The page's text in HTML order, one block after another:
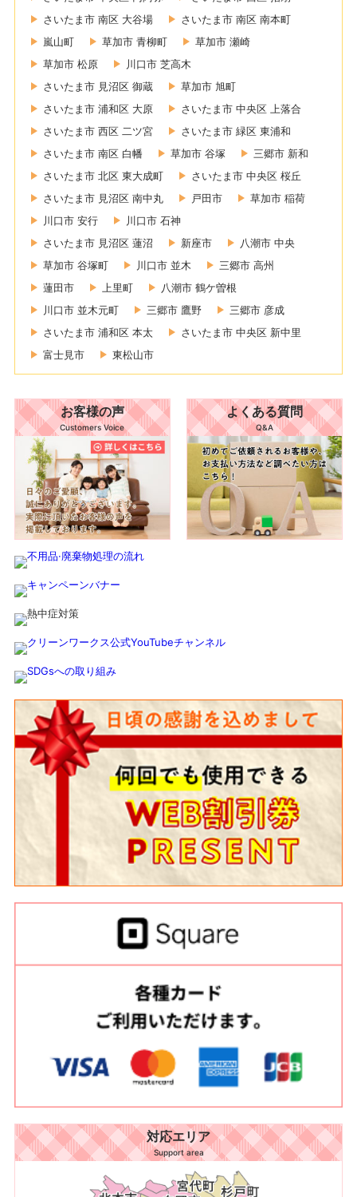
さいたま市 南区 大谷場
さいたま市 南区 南本町
嵐山町
草加市 青柳町
草加市 瀬崎
草加市 松原
川口市 芝高木
さいたま市 見沼区 御蔵
草加市 旭町
さいたま市 浦和区 大原
さいたま市 中央区 上落合
さいたま市 西区 二ツ宮
さいたま市 緑区 東浦和
さいたま市 南区 白幡
草加市 谷塚
三郷市 新和
さいたま市 北区 東大成町
さいたま市 中央区 桜丘
さいたま市 見沼区 南中丸
戸田市
草加市 稲荷
川口市 安行
川口市 石神
さいたま市 見沼区 蓮沼
新座市
八潮市 中央
草加市 谷塚町
川口市 並木
三郷市 高州
蓮田市
上里町
八潮市 鶴ケ曽根
川口市 並木元町
三郷市 鷹野
三郷市 彦成
さいたま市 浦和区 本太
さいたま市 中央区 新中里
富士見市
東松山市
お客様の声
Customers Voice
よくある質問
Q&A
対応エリア
Support area